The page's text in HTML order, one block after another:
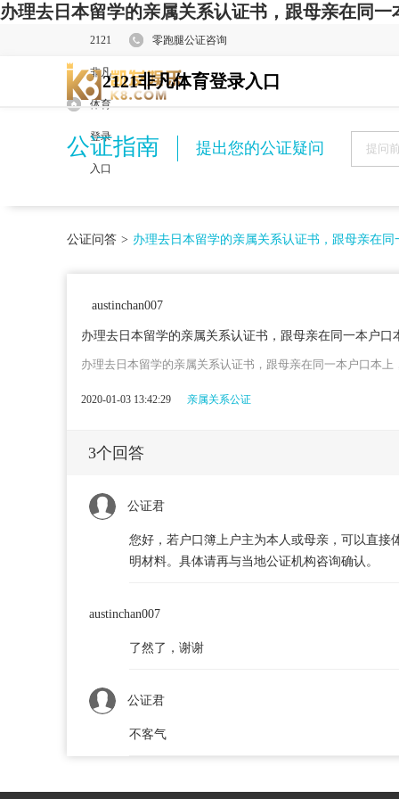
办理去日本留学的亲属关系认证书，跟母亲在同
2121
非凡
体育
登录
入口
零跑腿公证咨询
2121非凡体育登录入口
公证指南 提出您的公证疑问
公证问答 > 办理去日本留学的亲属关系认证书，跟母亲在
austinchan007
办理去日本留学的亲属关系认证书，跟母亲在同一本户
办理去日本留学的亲属关系认证书，跟母亲在同一本户口本
2020-01-03 13:42:29 亲属关系公证
3个回答
公证君
您好，若户口簿上户主为本人或母亲，可以直
明材料。具体请再与当地公证机构咨询确认。
austinchan007
了然了，谢谢
公证君
不客气